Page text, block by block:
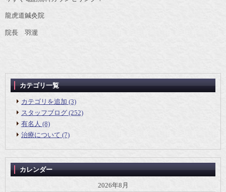
龍虎道鍼灸院
院長 羽瀧
カテゴリ一覧
カテゴリを追加 (3)
スタッフブログ (252)
有名人 (8)
治療について (7)
カレンダー
2026年8月